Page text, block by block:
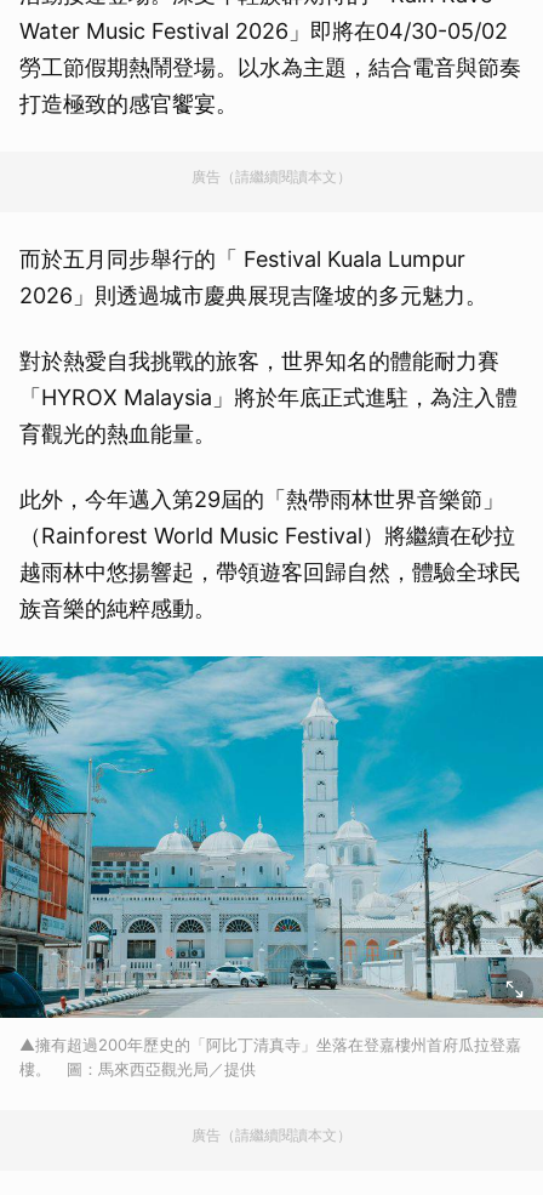
Water Music Festival 2026」即將在04/30-05/02
勞工節假期熱鬧登場。以水為主題，結合電音與節奏
打造極致的感官饗宴。
廣告（請繼續閱讀本文）
而於五月同步舉行的「 Festival Kuala Lumpur
2026」則透過城市慶典展現吉隆坡的多元魅力。
對於熱愛自我挑戰的旅客，世界知名的體能耐力賽
「HYROX Malaysia」將於年底正式進駐，為注入體
育觀光的熱血能量。
此外，今年邁入第29屆的「熱帶雨林世界音樂節」
（Rainforest World Music Festival）將繼續在砂拉
越雨林中悠揚響起，帶領遊客回歸自然，體驗全球民
族音樂的純粹感動。
▲擁有超過200年歷史的「阿比丁清真寺」坐落在登嘉樓州首府瓜拉登嘉
樓。 圖：馬來西亞觀光局／提供
廣告（請繼續閱讀本文）